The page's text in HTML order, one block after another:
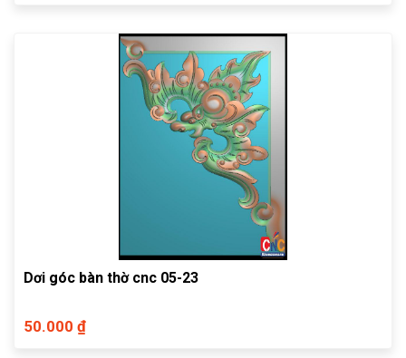
Dơi góc bàn thờ cnc 05-23
50.000 ₫